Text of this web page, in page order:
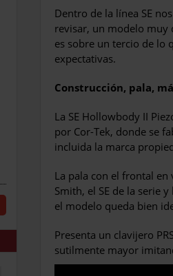
Dentro de la línea SE
revisar, un modelo muy
es sobre un tercio de lo
expectativas.
Construcción, pala,
La SE Hollowbody II
por Cor-Tek, donde se
incluida la marca
La pala con el frontal en
Smith, el SE de la serie
el modelo queda bien
Presenta un clavijero
sutilmente mayor